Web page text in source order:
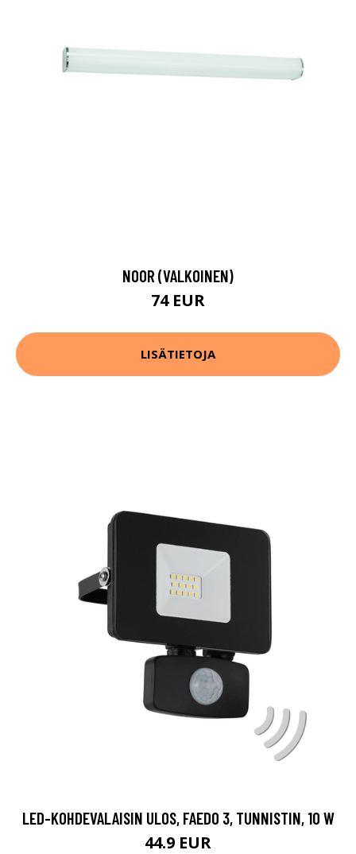
NOOR (VALKOINEN)
74 EUR
LISÄTIETOJA
LED-KOHDEVALAISIN ULOS, FAEDO 3, TUNNISTIN, 10 W
44.9 EUR